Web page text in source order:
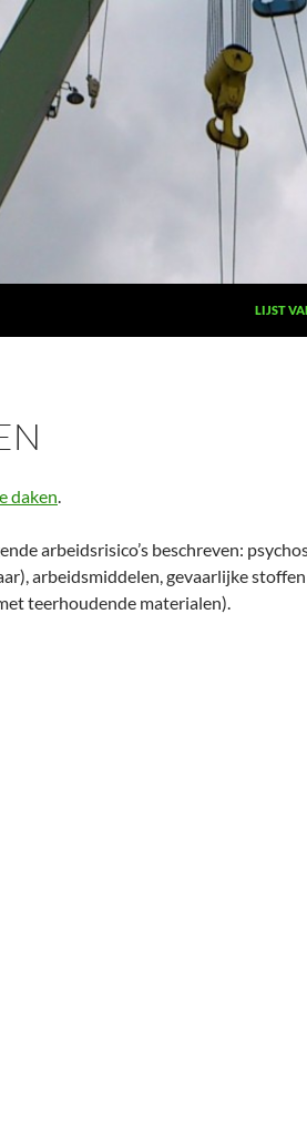
LIJST
daken.
arbeidsrisico’s beschreven:
arbeidsmiddelen, gevaarlijke
teerhoudende materialen).